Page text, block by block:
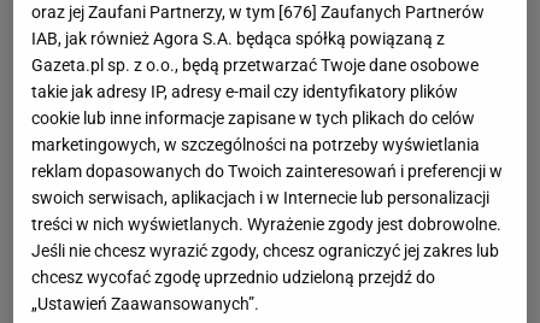
oraz jej Zaufani Partnerzy, w tym [676] Zaufanych Partnerów
IAB, jak również Agora S.A. będąca spółką powiązaną z
Gazeta.pl sp. z o.o., będą przetwarzać Twoje dane osobowe
takie jak adresy IP, adresy e-mail czy identyfikatory plików
cookie lub inne informacje zapisane w tych plikach do celów
marketingowych, w szczególności na potrzeby wyświetlania
reklam dopasowanych do Twoich zainteresowań i preferencji w
swoich serwisach, aplikacjach i w Internecie lub personalizacji
treści w nich wyświetlanych. Wyrażenie zgody jest dobrowolne.
Jeśli nie chcesz wyrazić zgody, chcesz ograniczyć jej zakres lub
chcesz wycofać zgodę uprzednio udzieloną przejdź do
„Ustawień Zaawansowanych”.